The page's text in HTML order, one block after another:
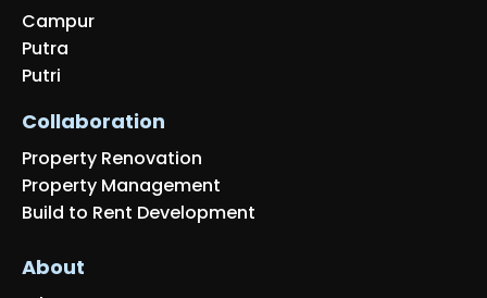
Campur
Putra
Putri
Collaboration
Property Renovation
Property Management
Build to Rent Development
About